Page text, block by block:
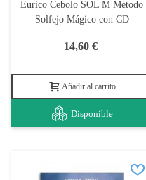
Eurico Cebolo SOL M Método
Solfejo Mágico con CD
14,60 €
Añadir al carrito
Disponible